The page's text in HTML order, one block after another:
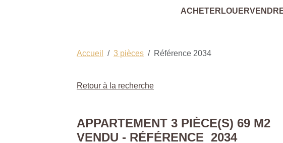
ACHETER LOUER
Accueil 3 pièces Référence 2034
Retour à la recherche
APPARTEMENT 3 PIÈCE(S) 69 M2
VENDU - RÉFÉRENCE 2034